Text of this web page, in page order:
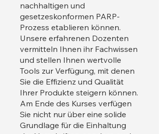
nachhaltigen und
gesetzeskonformen PARP-
Prozess etablieren können.
Unsere erfahrenen Dozenten
vermitteln Ihnen ihr Fachwissen
und stellen Ihnen wertvolle
Tools zur Verfügung, mit denen
Sie die Effizienz und Qualität
Ihrer Produkte steigern können.
Am Ende des Kurses verfügen
Sie nicht nur über eine solide
Grundlage für die Einhaltung